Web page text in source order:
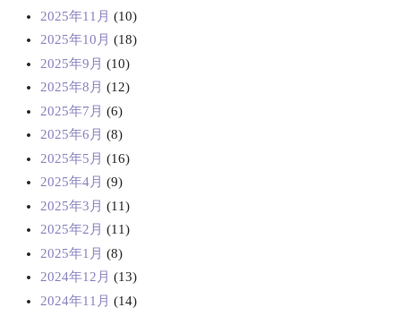
2025年11月 (10)
2025年10月 (18)
2025年9月 (10)
2025年8月 (12)
2025年7月 (6)
2025年6月 (8)
2025年5月 (16)
2025年4月 (9)
2025年3月 (11)
2025年2月 (11)
2025年1月 (8)
2024年12月 (13)
2024年11月 (14)